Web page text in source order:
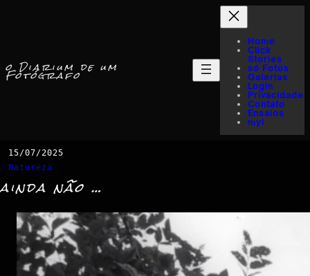
o Diarium de um
Fotógrafo
Home
Click
Stories
só Fotos
Galerias
Login
Privacidade
Contato
Ensaios
myI
15/07/2025
Natureza
ainda não …